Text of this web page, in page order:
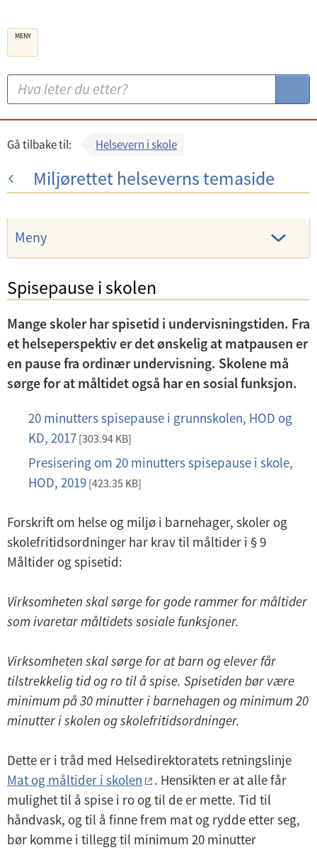
g
e
n
m
e
ø
k
:
S
ø
MENY
Gå tilbake til: Helsevern i skole
Miljørettet helseverns temaside
Meny
Spisepause i skolen
Mange skoler har spisetid i undervisningstiden. Fra
et helseperspektiv er det ønskelig at matpausen er
en pause fra ordinær undervisning. Skolene må
sørge for at måltidet også har en sosial funksjon.
20 minutters spisepause i grunnskolen, HOD og
KD, 2017 [303.94 KB]
Presisering om 20 minutters spisepause i skole,
HOD, 2019 [423.35 KB]
Forskrift om helse og miljø i barnehager, skoler og
skolefritidsordninger har krav til måltider i § 9
Måltider og spisetid:
Virksomheten skal sørge for gode rammer for måltider
som ivaretar måltidets sosiale funksjoner.
Virksomheten skal sørge for at barn og elever får
tilstrekkelig tid og ro til å spise. Spisetiden bør være
minimum på 30 minutter i barnehagen og minimum 20
minutter i skolen og skolefritidsordninger.
Dette er i tråd med Helsedirektoratets retningslinje
Mat og måltider i skolen
. Hensikten er at alle får
mulighet til å spise i ro og til de er mette. Tid til
håndvask, og til å finne frem mat og rydde etter seg,
bør komme i tillegg til minimum 20 minutter